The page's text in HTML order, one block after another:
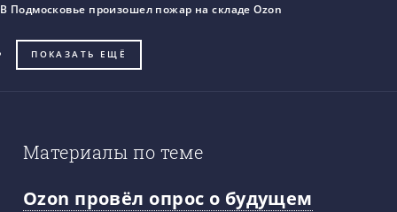
В Подмосковье произошел пожар на складе Ozon
ПОКАЗАТЬ ЕЩЁ
Материалы по теме
Ozon провёл опрос о будущем